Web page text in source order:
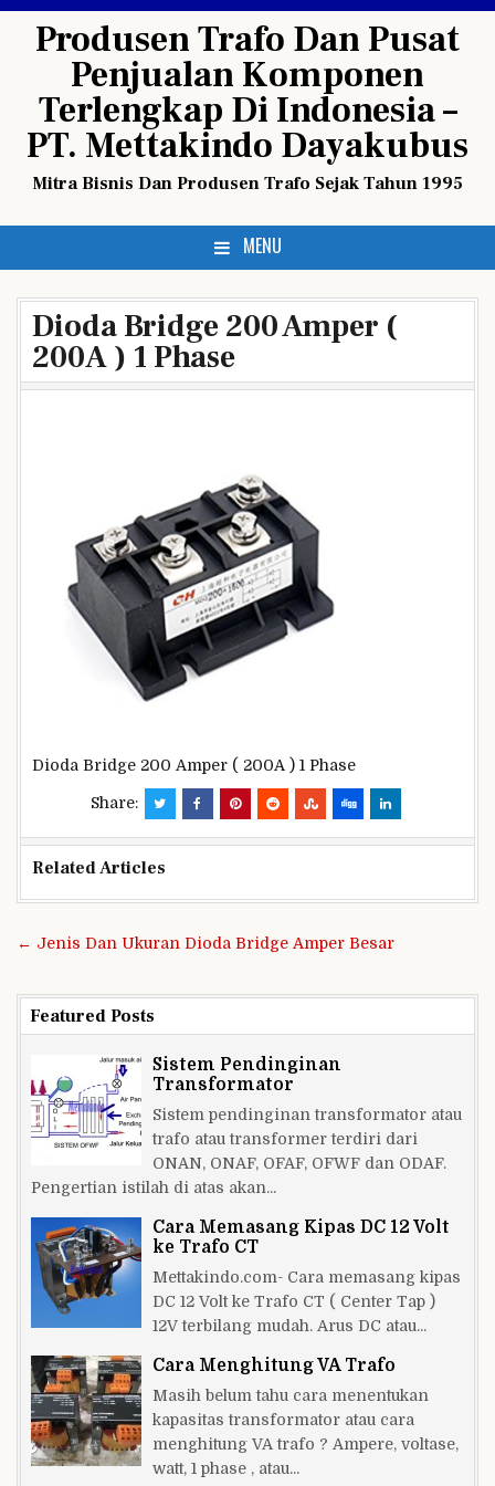
Produsen Trafo Dan Pusat
Penjualan Komponen
Terlengkap Di Indonesia –
PT. Mettakindo Dayakubus
Mitra Bisnis Dan Produsen Trafo Sejak Tahun 1995
MENU
Dioda Bridge 200 Amper (
200A ) 1 Phase
Dioda Bridge 200 Amper ( 200A ) 1 Phase
Share:
Related Articles
Navigasi
← Jenis Dan Ukuran Dioda Bridge Amper Besar
Featured Posts
Sistem Pendinginan
Transformator
Sistem pendinginan transformator atau
trafo atau transformer terdiri dari
ONAN, ONAF, OFAF, OFWF dan ODAF.
Pengertian istilah di atas akan...
Cara Memasang Kipas DC 12 Volt
ke Trafo CT
Mettakindo.com- Cara memasang kipas
DC 12 Volt ke Trafo CT ( Center Tap )
12V terbilang mudah. Arus DC atau...
Cara Menghitung VA Trafo
Masih belum tahu cara menentukan
kapasitas transformator atau cara
menghitung VA trafo ? Ampere, voltase,
watt, 1 phase , atau...